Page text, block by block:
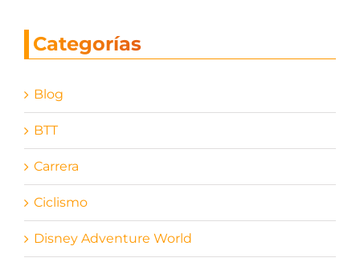
Categorías
Blog
BTT
Carrera
Ciclismo
Disney Adventure World